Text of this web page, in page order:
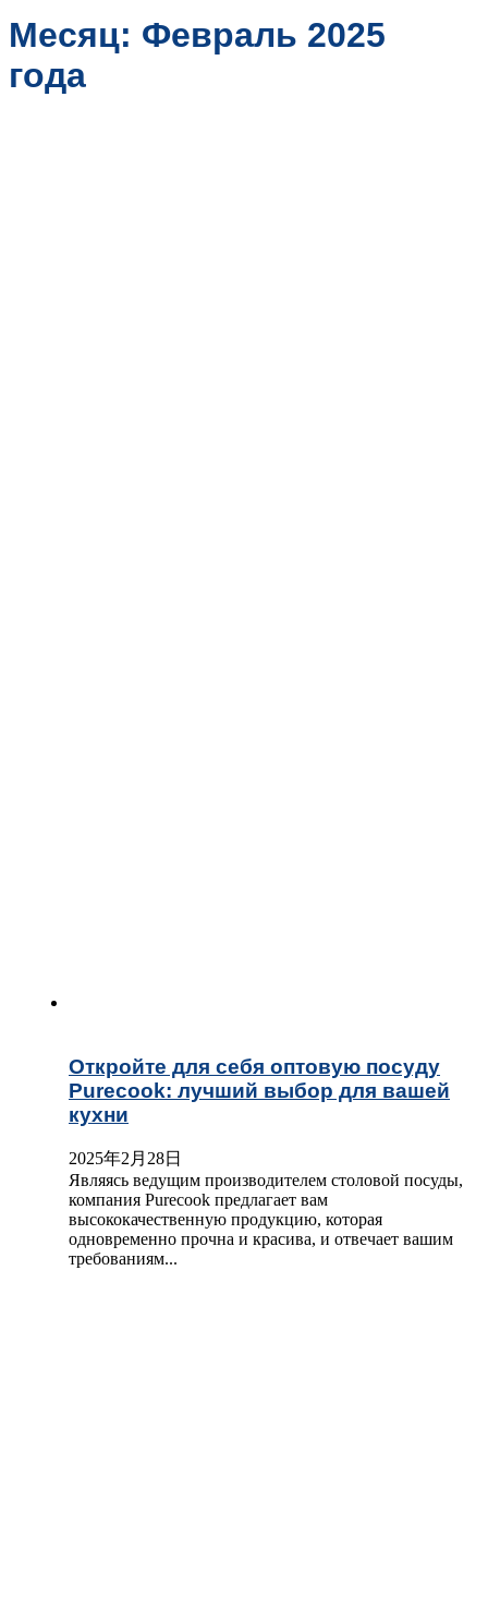
FR
DE
Месяц: Февраль 2025
года
Откройте для себя оптовую посуду
Purecook: лучший выбор для вашей
кухни
2025年2月28日
Являясь ведущим производителем столовой посуды,
компания Purecook предлагает вам
высококачественную продукцию, которая
одновременно прочна и красива, и отвечает вашим
требованиям...